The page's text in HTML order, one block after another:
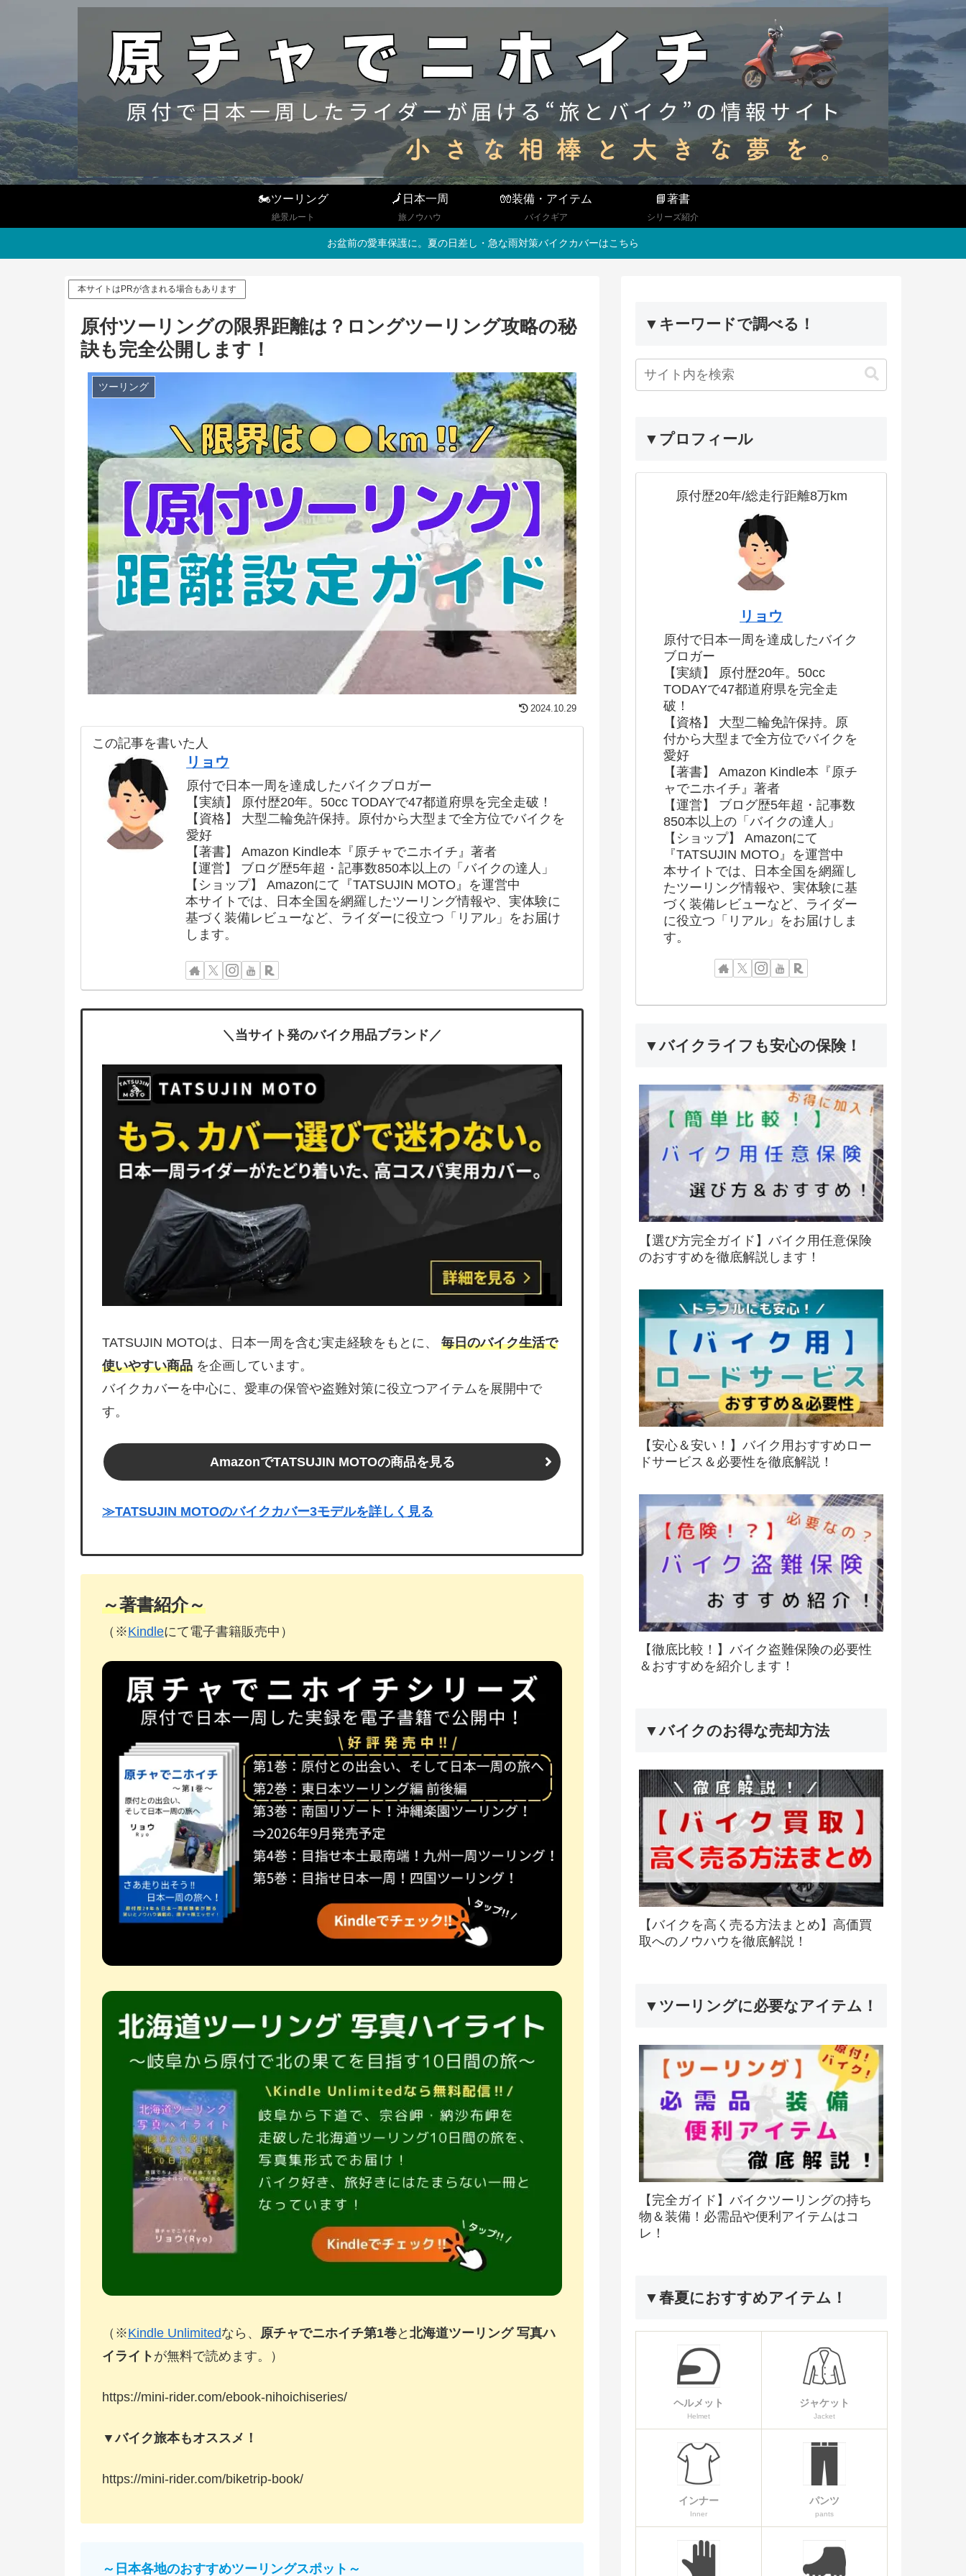
🏍ツーリング
絶景ルート
🗾日本一周
旅ノウハウ
🧤装備・アイテム
バイクギア
📘著書
シリーズ紹介
お盆前の愛車保護に。夏の日差し・急な雨対策バイクカバーはこちら
本サイトはPRが含まれる場合もあります
原付ツーリングの限界距離は？ロングツーリング攻略の秘
訣も完全公開します！
ツーリング
2024.10.29
この記事を書いた人
リョウ
原付で日本一周を達成したバイクブロガー
【実績】 原付歴20年。50cc TODAYで47都道府県を完全走破！
【資格】 大型二輪免許保持。原付から大型まで全方位でバイクを
愛好
【著書】 Amazon Kindle本『原チャでニホイチ』著者
【運営】 ブログ歴5年超・記事数850本以上の「バイクの達人」
【ショップ】 Amazonにて『TATSUJIN MOTO』を運営中
本サイトでは、日本全国を網羅したツーリング情報や、実体験に
基づく装備レビューなど、ライダーに役立つ「リアル」をお届け
します。
＼当サイト発のバイク用品ブランド／
TATSUJIN MOTOは、日本一周を含む実走経験をもとに、 毎日のバイク生活で
使いやすい商品 を企画しています。
バイクカバーを中心に、愛車の保管や盗難対策に役立つアイテムを展開中で
す。
AmazonでTATSUJIN MOTOの商品を見る
≫TATSUJIN MOTOのバイクカバー3モデルを詳しく見る
～著書紹介～
（※Kindleにて電子書籍販売中）
（※Kindle Unlimitedなら、 原チャでニホイチ第1巻と 北海道ツーリング 写真ハ
イライト が無料で読めます。）
https://mini-rider.com/ebook-nihoichiseries/
▼バイク旅本もオススメ！
https://mini-rider.com/biketrip-book/
～日本各地のおすすめツーリングスポット～
▼キーワードで調べる！
▼プロフィール
原付歴20年/総走行距離8万km
リョウ
原付で日本一周を達成したバイク
ブロガー
【実績】 原付歴20年。50cc
TODAYで47都道府県を完全走
破！
【資格】 大型二輪免許保持。原
付から大型まで全方位でバイクを
愛好
【著書】 Amazon Kindle本『原チ
ャでニホイチ』著者
【運営】 ブログ歴5年超・記事数
850本以上の「バイクの達人」
【ショップ】 Amazonにて
『TATSUJIN MOTO』を運営中
本サイトでは、日本全国を網羅し
たツーリング情報や、実体験に基
づく装備レビューなど、ライダー
に役立つ「リアル」をお届けしま
す。
▼バイクライフも安心の保険！
【選び方完全ガイド】バイク用任意保険
のおすすめを徹底解説します！
【安心＆安い！】バイク用おすすめロー
ドサービス＆必要性を徹底解説！
【徹底比較！】バイク盗難保険の必要性
＆おすすめを紹介します！
▼バイクのお得な売却方法
【バイクを高く売る方法まとめ】高価買
取へのノウハウを徹底解説！
▼ツーリングに必要なアイテム！
【完全ガイド】バイクツーリングの持ち
物＆装備！必需品や便利アイテムはコ
レ！
▼春夏におすすめアイテム！
ヘルメット
Helmet
ジャケット
Jacket
インナー
Inner
パンツ
pants